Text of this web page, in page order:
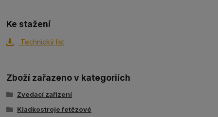
Ke stažení
Technický list
Zboží zařazeno v kategoriích
Zvedací zařízení
Kladkostroje řetězové